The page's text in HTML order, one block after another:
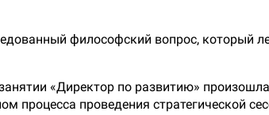
философский вопрос, который
«Директор по развитию»
процесса проведения стратегической